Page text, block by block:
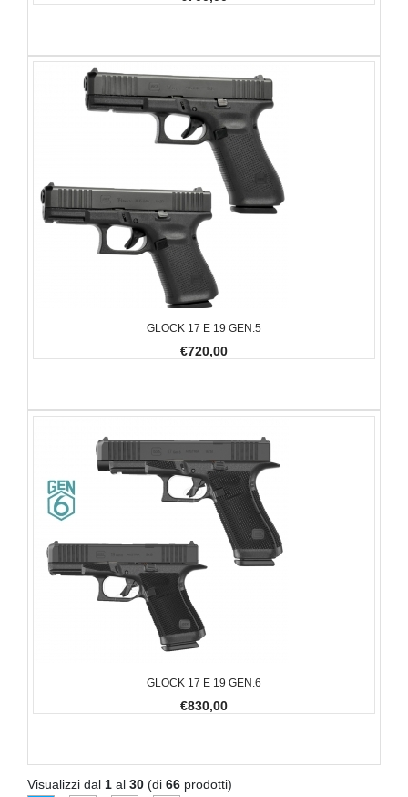
GLOCK 17 E 19 GEN.5
€720,00
GLOCK 17 E 19 GEN.6
€830,00
Visualizzi dal 1 al 30 (di 66 prodotti)